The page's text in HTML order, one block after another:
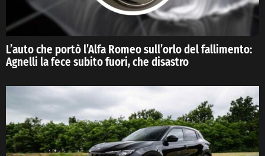
L’auto che portò l’Alfa Romeo sull’orlo del fallimento:
Agnelli la fece subito fuori, che disastro